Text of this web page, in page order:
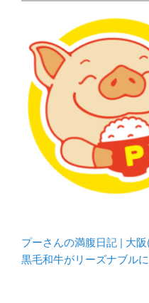
プーさ
豊中
化してます。
プーさんの満腹日記 | 大
黒毛和牛がリーズナブル